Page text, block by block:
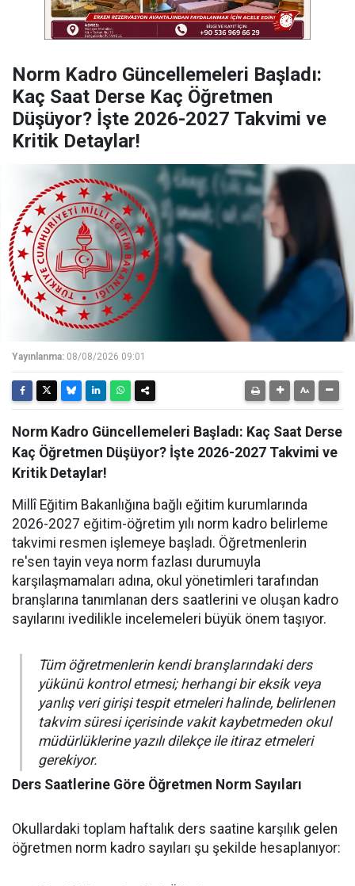
Norm Kadro Güncellemeleri Başladı:
Kaç Saat Derse Kaç Öğretmen
Düşüyor? İşte 2026-2027 Takvimi ve
Kritik Detaylar!
Yayınlanma: 08/08/2026 09:01
Norm Kadro Güncellemeleri Başladı: Kaç Saat Derse
Kaç Öğretmen Düşüyor? İşte 2026-2027 Takvimi ve
Kritik Detaylar!
Millî Eğitim Bakanlığına bağlı eğitim kurumlarında
2026-2027 eğitim-öğretim yılı norm kadro belirleme
takvimi resmen işlemeye başladı. Öğretmenlerin
re'sen tayin veya norm fazlası durumuyla
karşılaşmamaları adına, okul yönetimleri tarafından
branşlarına tanımlanan ders saatlerini ve oluşan kadro
sayılarını ivedilikle incelemeleri büyük önem taşıyor.
Tüm öğretmenlerin kendi branşlarındaki ders
yükünü kontrol etmesi; herhangi bir eksik veya
yanlış veri girişi tespit etmeleri halinde, belirlenen
takvim süresi içerisinde vakit kaybetmeden okul
müdürlüklerine yazılı dilekçe ile itiraz etmeleri
gerekiyor.
Ders Saatlerine Göre Öğretmen Norm Sayıları
Okullardaki toplam haftalık ders saatine karşılık gelen
öğretmen norm kadro sayıları şu şekilde hesaplanıyor: